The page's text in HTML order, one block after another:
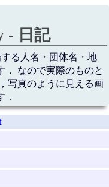
- 日記
る人名・団体名・地
． なので実際のものと
写真のように見える画